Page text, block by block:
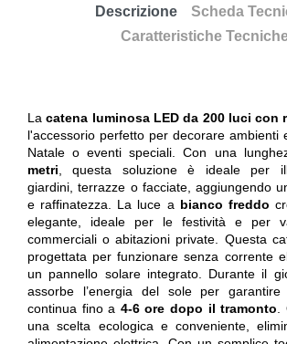
Descrizione
Scheda
Caratteristiche
Lacatena luminosa LED da 200 luci con
l'accessorio perfetto per decorare ambienti
Natale o eventi speciali. Con una
metri , questa soluzione è ideale per
giardini, terrazze o facciate, aggiungendo
e raffinatezza. La luce a bianco freddo
elegante, ideale per le festività e per
commerciali o abitazioni private. Questa
progettata per funzionare senza corrente
un pannello solare integrato. Durante il
assorbe l’energia del sole per garantire
continua fino a 4-6 ore dopo il tramonto
una scelta ecologica e conveniente,